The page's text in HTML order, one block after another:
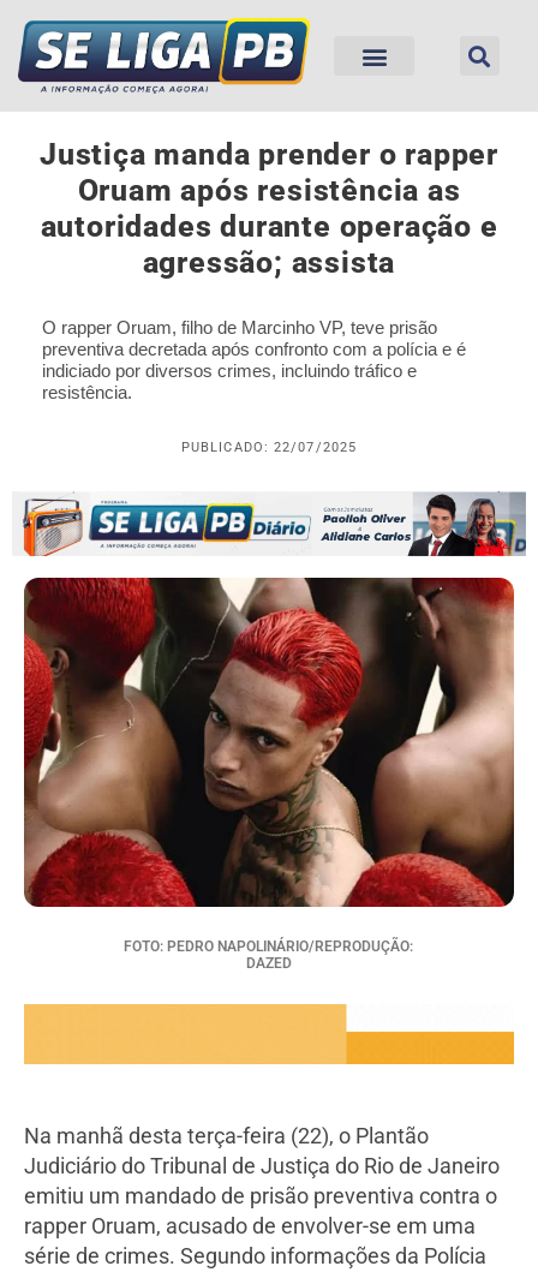
Justiça manda prender o rapper
Oruam após resistência as
autoridades durante operação e
agressão; assista
O rapper Oruam, filho de Marcinho VP, teve prisão
preventiva decretada após confronto com a polícia e é
indiciado por diversos crimes, incluindo tráfico e
resistência.
PUBLICADO: 22/07/2025
FOTO: PEDRO NAPOLINÁRIO/REPRODUÇÃO:
DAZED
Na manhã desta terça-feira (22), o Plantão
Judiciário do Tribunal de Justiça do Rio de Janeiro
emitiu um mandado de prisão preventiva contra o
rapper Oruam, acusado de envolver-se em uma
série de crimes. Segundo informações da Polícia